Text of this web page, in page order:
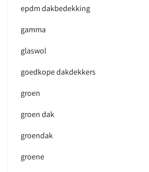
epdm dakbedekking
gamma
glaswol
goedkope dakdekkers
groen
groen dak
groendak
groene